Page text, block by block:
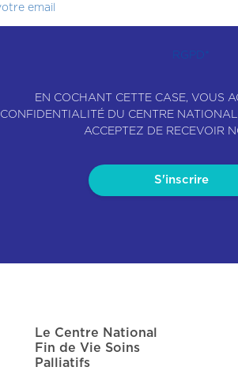
RGPD *
EN COCHANT CETTE CASE, VOUS
CONFIDENTIALITÉ DU CENTRE
ACCEPTEZ DE RECEVOIR
Le Centre National
Fin de Vie Soins
Palliatifs